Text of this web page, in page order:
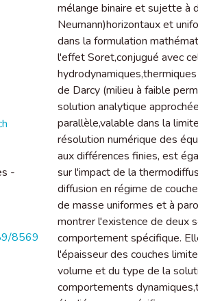
-
8569
mélange binaire et sujette à
Neumann)horizontaux et
dans la formulation
l'effet Soret,conjugué avec
de Darcy (milieu à faible
solution analytique
parallèle,valable dans la
résolution numérique des
aux différences finies, est
sur l'impact de la
diffusion en régime de
de masse uniformes et à
montrer l'existence de deux
comportement spécifique.
l'épaisseur des couches
volume et du type de la
comportements